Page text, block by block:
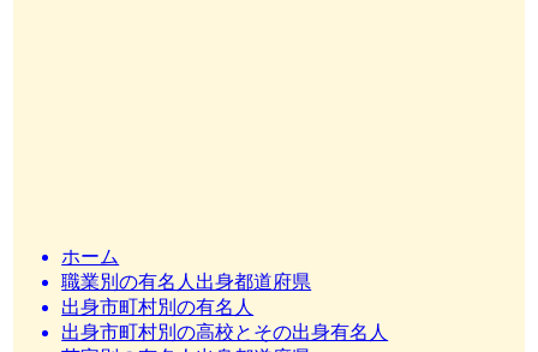
ホーム
職業別の有名人出身都道府県
出身市町村別の有名人
出身市町村別の高校とその出身有名人